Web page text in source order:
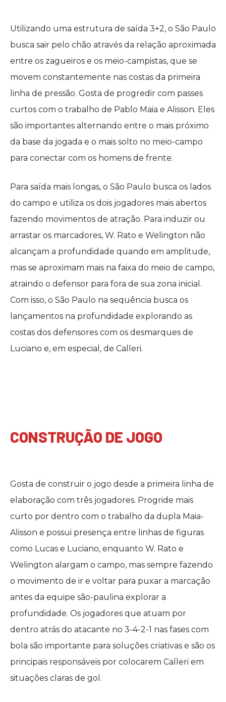
Utilizando uma estrutura de saída 3+2, o São Paulo
busca sair pelo chão através da relação aproximada
entre os zagueiros e os meio-campistas, que se
movem constantemente nas costas da primeira
linha de pressão. Gosta de progredir com passes
curtos com o trabalho de Pablo Maia e Alisson. Eles
são importantes alternando entre o mais próximo
da base da jogada e o mais solto no meio-campo
para conectar com os homens de frente.
Para saída mais longas, o São Paulo busca os lados
do campo e utiliza os dois jogadores mais abertos
fazendo movimentos de atração. Para induzir ou
arrastar os marcadores, W. Rato e Welington não
alcançam a profundidade quando em amplitude,
mas se aproximam mais na faixa do meio de campo,
atraindo o defensor para fora de sua zona inicial.
Com isso, o São Paulo na sequência busca os
lançamentos na profundidade explorando as
costas dos defensores com os desmarques de
Luciano e, em especial, de Calleri.
CONSTRUÇÃO DE JOGO
Gosta de construir o jogo desde a primeira linha de
elaboração com três jogadores. Progride mais
curto por dentro com o trabalho da dupla Maia-
Alisson e possui presença entre linhas de figuras
como Lucas e Luciano, enquanto W. Rato e
Welington alargam o campo, mas sempre fazendo
o movimento de ir e voltar para puxar a marcação
antes da equipe são-paulina explorar a
profundidade. Os jogadores que atuam por
dentro atrás do atacante no 3-4-2-1 nas fases com
bola são importante para soluções criativas e são os
principais responsáveis por colocarem Calleri em
situações claras de gol.